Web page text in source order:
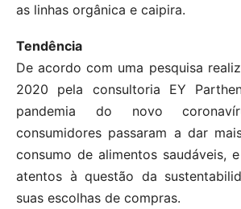
as linhas orgânica e caipira.
Tendência
De acordo com uma pesquisa
2020 pela consultoria EY
pandemia do novo
consumidores passaram a dar
consumo de alimentos saudáveis,
atentos à questão da
suas escolhas de compras.